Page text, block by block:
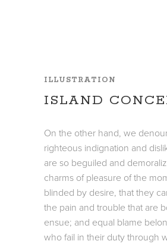
ILLUSTRATION
ISLAND
On the other hand, we
righteous indignation and
are so beguiled and
charms of pleasure of the
blinded by desire, that they
the pain and trouble that are
ensue; and equal blame
who fail in their duty through